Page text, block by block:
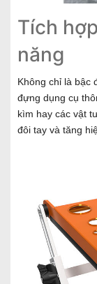
Tích
năng
Không chỉ là bậc
đựng dụng cụ
kìm hay các vật
đôi tay và tăng